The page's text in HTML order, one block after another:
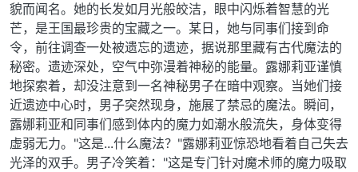
貌而闻名。她的长发如月光般皎洁，眼中闪烁着智慧的光
芒，是王国最珍贵的宝藏之一。某日，她与同事们接到命
令，前往调查一处被遗忘的遗迹，据说那里藏有古代魔法的
秘密。遗迹深处，空气中弥漫着神秘的能量。露娜莉亚谨慎
地探索着，却没注意到一名神秘男子在暗中观察。当她们接
近遗迹中心时，男子突然现身，施展了禁忌的魔法。瞬间，
露娜莉亚和同事们感到体内的魔力如潮水般流失，身体变得
虚弱无力。"这是...什么魔法？"露娜莉亚惊恐地看着自己失去
光泽的双手。男子冷笑着："这是专门针对魔术师的魔力吸取